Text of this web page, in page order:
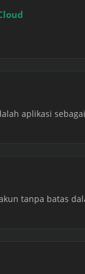
aplikasi
tanpa batas